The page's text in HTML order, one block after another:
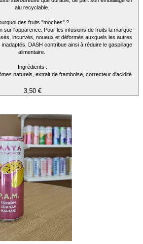
alu recyclable.
des fruits "moches" ?
sur l'apparence. Pour les infusions de fruits la marque
incurvés, noueux et déformés auxquels les autres
DASH contribue ainsi à réduire le gaspillage
alimentaire.
Ingrédients :
naturels, extrait de framboise, correcteur d'acidité
3,50 €